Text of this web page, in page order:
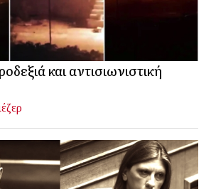
και αντισιωνιστική